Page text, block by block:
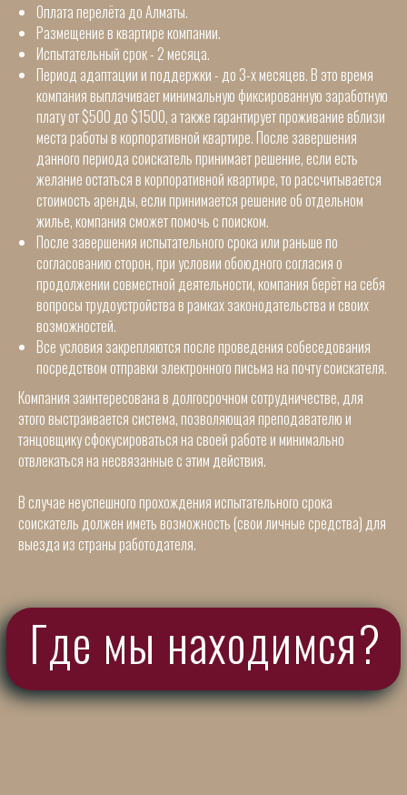
Оплата перелёта до Алматы.
Размещение в квартире компании.
Испытательный срок - 2 месяца.
Период адаптации и поддержки - до 3-х месяцев. В это время
компания выплачивает минимальную фиксированную заработную
плату от $500 до $1500, а также гарантирует проживание вблизи
места работы в корпоративной квартире. После завершения
данного периода соискатель принимает решение, если есть
желание остаться в корпоративной квартире, то рассчитывается
стоимость аренды, если принимается решение об отдельном
жилье, компания сможет помочь с поиском.
После завершения испытательного срока или раньше по
согласованию сторон, при условии обоюдного согласия о
продолжении совместной деятельности, компания берёт на себя
вопросы трудоустройства в рамках законодательства и своих
возможностей.
Все условия закрепляются после проведения собеседования
посредством отправки электронного письма на почту соискателя.
Компания заинтересована в долгосрочном сотрудничестве, для
этого выстраивается система, позволяющая преподавателю и
танцовщику сфокусироваться на своей работе и минимально
отвлекаться на несвязанные с этим действия.
В случае неуспешного прохождения испытательного срока
соискатель должен иметь возможность (свои личные средства) для
выезда из страны работодателя.
Где мы находимся?
Club photo
00 : 00 : 00 : 00
Открытие нового Tango Cafe Club